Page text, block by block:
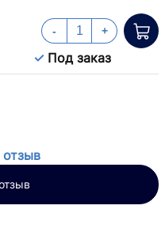
Под заказ
- +